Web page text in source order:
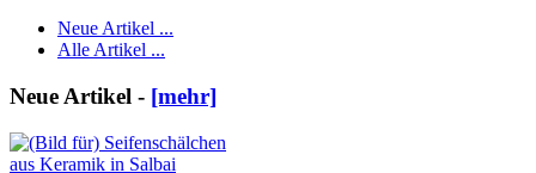
Neue Artikel ...
Alle Artikel ...
Neue Artikel - [mehr]